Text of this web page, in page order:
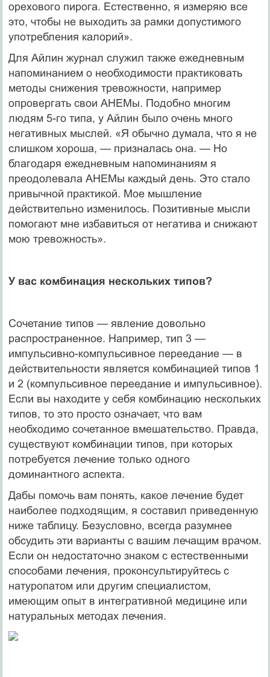
орехового пирога. Естественно, я измеряю все
это, чтобы не выходить за рамки допустимого
употребления калорий».
Для Айлин журнал служил также ежедневным
напоминанием о необходимости практиковать
методы снижения тревожности, например
опровергать свои АНЕМы. Подобно многим
людям 5-го типа, у Айлин было очень много
негативных мыслей. «Я обычно думала, что я не
слишком хороша, — призналась она. — Но
благодаря ежедневным напоминаниям я
преодолевала АНЕМы каждый день. Это стало
привычной практикой. Мое мышление
действительно изменилось. Позитивные мысли
помогают мне избавиться от негатива и снижают
мою тревожность».
У вас комбинация нескольких типов?
Сочетание типов — явление довольно
распространенное. Например, тип 3 —
импульсивно-компульсивное переедание — в
действительности является комбинацией типов 1
и 2 (компульсивное переедание и импульсивное).
Если вы находите у себя комбинацию нескольких
типов, то это просто означает, что вам
необходимо сочетанное вмешательство. Правда,
существуют комбинации типов, при которых
потребуется лечение только одного
доминантного аспекта.
Дабы помочь вам понять, какое лечение будет
наиболее подходящим, я составил приведенную
ниже таблицу. Безусловно, всегда разумнее
обсудить эти варианты с вашим лечащим врачом.
Если он недостаточно знаком с естественными
способами лечения, проконсультируйтесь с
натуропатом или другим специалистом,
имеющим опыт в интегративной медицине или
натуральных методах лечения.